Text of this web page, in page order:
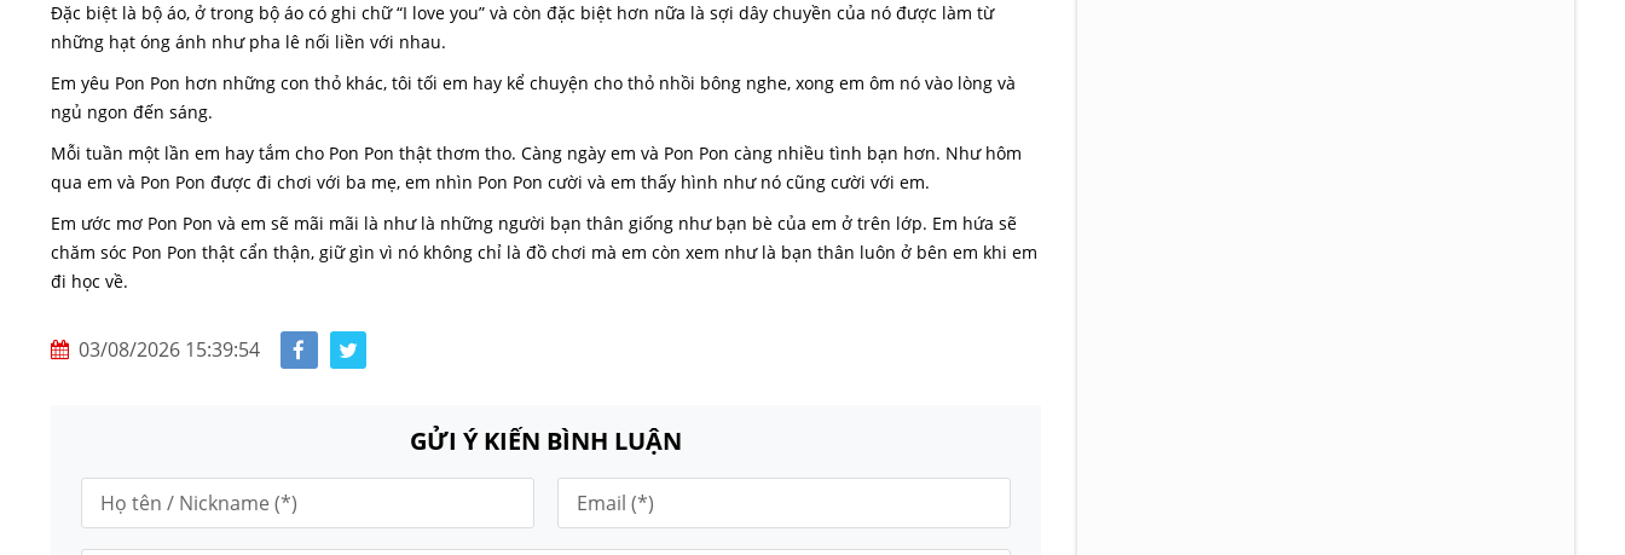
Đặc biệt là bộ áo, ở trong bộ áo có ghi chữ “I love you” và còn đặc biệt hơn nữa là sợi dây chuyền của nó được làm từ
những hạt óng ánh như pha lê nối liền với nhau.
Em yêu Pon Pon hơn những con thỏ khác, tôi tối em hay kể chuyện cho thỏ nhồi bông nghe, xong em ôm nó vào lòng và
ngủ ngon đến sáng.
Mỗi tuần một lần em hay tắm cho Pon Pon thật thơm tho. Càng ngày em và Pon Pon càng nhiều tình bạn hơn. Như hôm
qua em và Pon Pon được đi chơi với ba mẹ, em nhìn Pon Pon cười và em thấy hình như nó cũng cười với em.
Em ước mơ Pon Pon và em sẽ mãi mãi là như là những người bạn thân giống như bạn bè của em ở trên lớp. Em hứa sẽ
chăm sóc Pon Pon thật cẩn thận, giữ gìn vì nó không chỉ là đồ chơi mà em còn xem như là bạn thân luôn ở bên em khi em
đi học về.
03/08/2026 15:39:54
GỬI Ý KIẾN BÌNH LUẬN